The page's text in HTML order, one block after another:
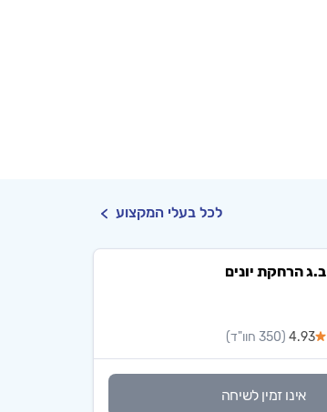
לכל בעלי המקצוע
ב.ג הרחקת יונים
4.93 (350 חוו"ד)
אינו זמין לשיחה